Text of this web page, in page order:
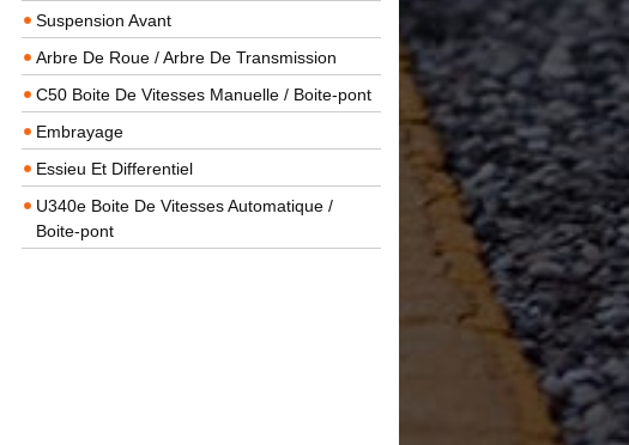
Suspension Avant
Arbre De Roue / Arbre De Transmission
C50 Boite De Vitesses Manuelle / Boite-pont
Embrayage
Essieu Et Differentiel
U340e Boite De Vitesses Automatique /
Boite-pont